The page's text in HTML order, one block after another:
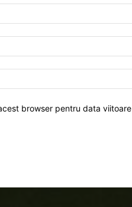
browser pentru data